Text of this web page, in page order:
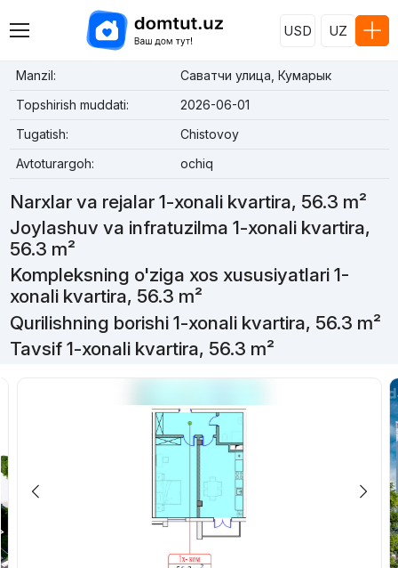
USD UZ
Manzil:
Саватчи улица, Кумарык
Topshirish muddati:
2026-06-01
Tugatish:
Chistovoy
Avtoturargoh:
ochiq
Narxlar va rejalar 1-xonali kvartira, 56.3 m²
Joylashuv va infratuzilma 1-xonali kvartira,
56.3 m²
Kompleksning o'ziga xos xususiyatlari 1-
xonali kvartira, 56.3 m²
Qurilishning borishi 1-xonali kvartira, 56.3 m²
Tavsif 1-xonali kvartira, 56.3 m²